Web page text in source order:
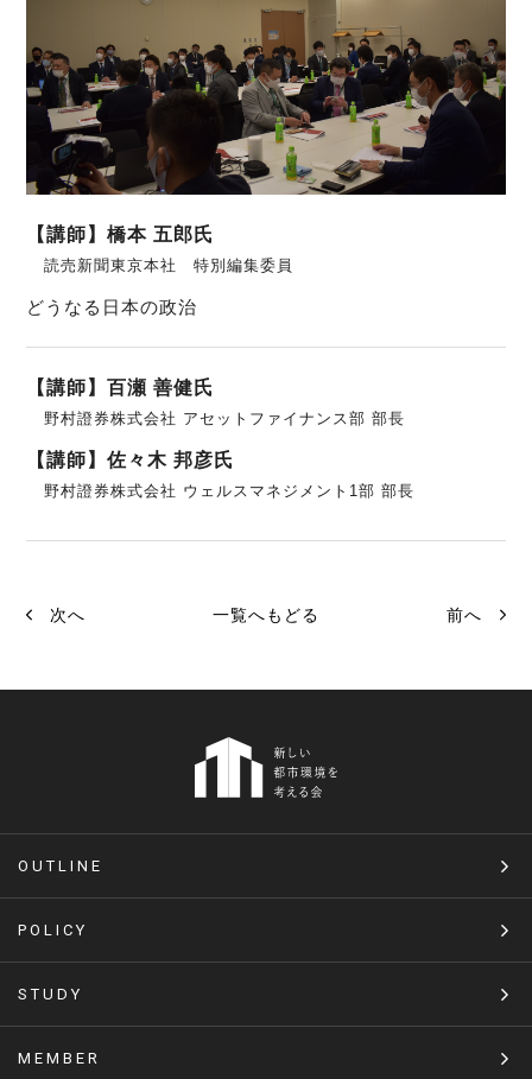
【講師】橋本 五郎氏
読売新聞東京本社 特別編集委員
どうなる日本の政治
【講師】百瀬 善健氏
野村證券株式会社 アセットファイナンス部 部長
【講師】佐々木 邦彦氏
野村證券株式会社 ウェルスマネジメント1部 部長
次へ 一覧へもどる 前へ
OUTLINE
POLICY
STUDY
MEMBER